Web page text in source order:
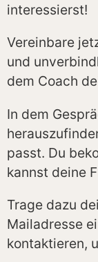
interessierst!
Vereinbare
und
dem Coach
In dem
passt. Du
kannst deine
Trage dazu
Mailadresse
kontaktieren,